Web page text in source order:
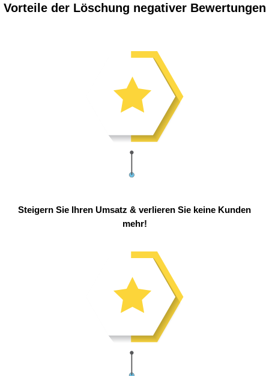
Vorteile der Löschung negativer Bewertungen
Steigern Sie Ihren Umsatz & verlieren Sie keine Kunden
mehr!